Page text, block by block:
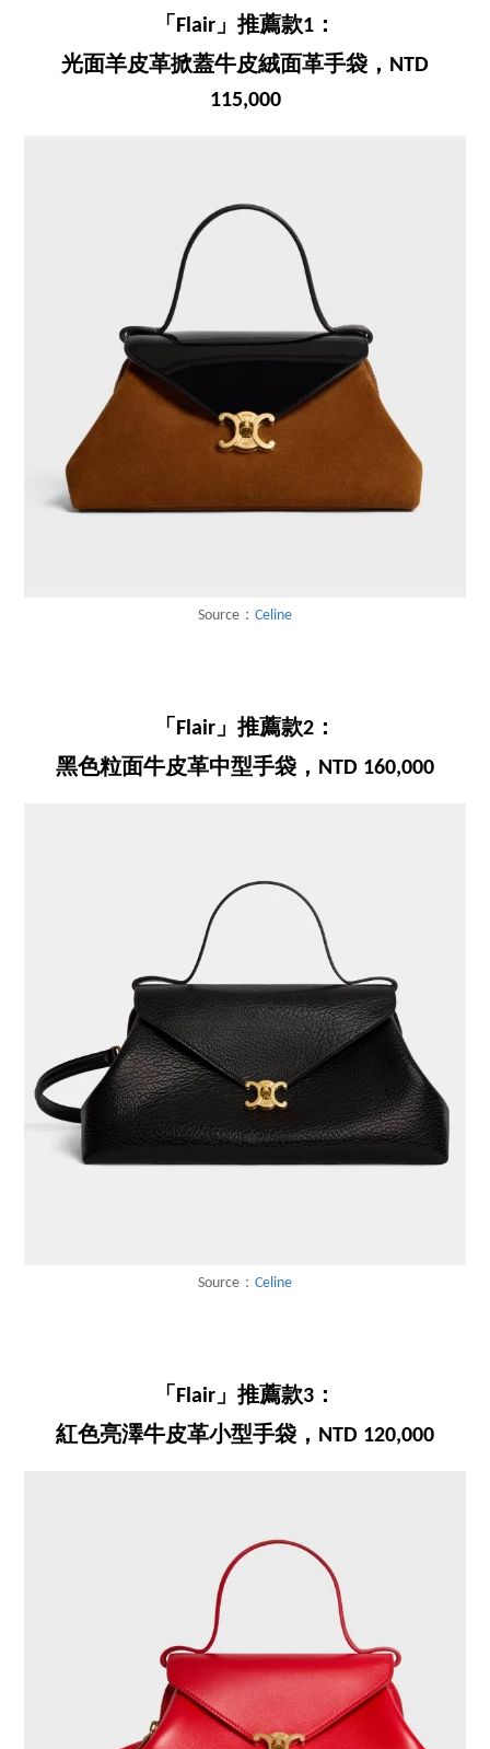
「Flair」推薦款1：
光面羊皮革掀蓋牛皮絨面革手袋，NTD
115,000
Source： Celine
「Flair」推薦款2：
黑色粒面牛皮革中型手袋，NTD 160,000
Source： Celine
「Flair」推薦款3：
紅色亮澤牛皮革小型手袋，NTD 120,000